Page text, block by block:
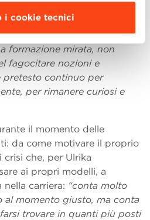
i cookie tecnici
un network di contatti e
verso uno scopo preciso: a
formazione mirata, non
fagocitare nozioni e
pretesto continuo per
per rimanere curiosi e
il momento delle
da come motivare il proprio
che, per Ulrika
ai propri modelli, a
carriera: “conta molto
al momento giusto, ma conta
trovare in quanti più posti